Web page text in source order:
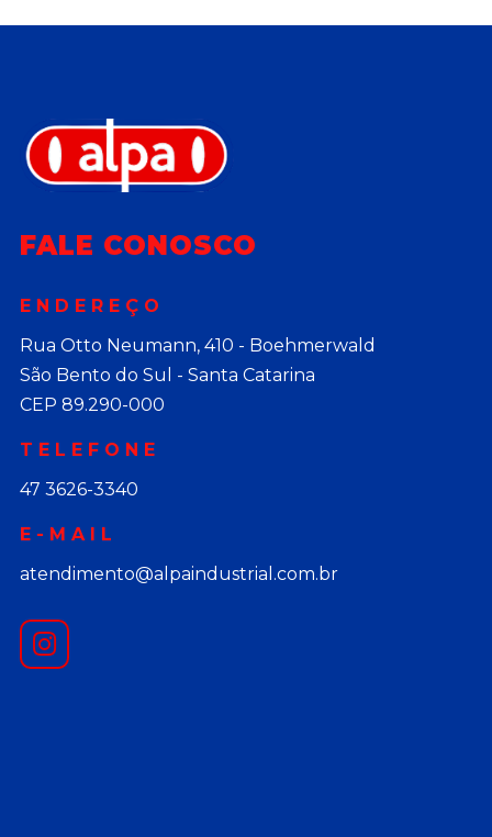
FALE CONOSCO
ENDEREÇO
Rua Otto Neumann, 410 - Boehmerwald
São Bento do Sul - Santa Catarina
CEP 89.290-000
TELEFONE
47 3626-3340
E-MAIL
atendimento@alpaindustrial.com.br